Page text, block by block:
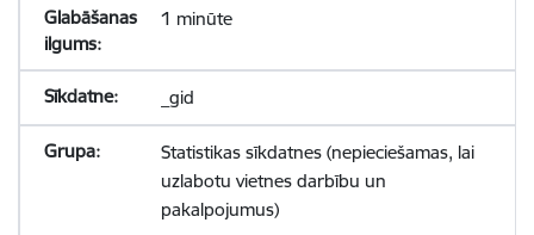
1 minūte
_gid
Statistikas sīkdatnes (nepieciešamas, lai
uzlabotu vietnes darbību un
pakalpojumus)